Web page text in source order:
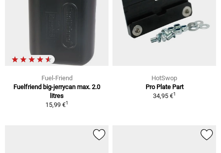
Fuel-Friend
Fuelfriend big-jerrycan max. 2.0
litres
15,99 €1
HotSwop
Pro Plate Part
34,95 €1